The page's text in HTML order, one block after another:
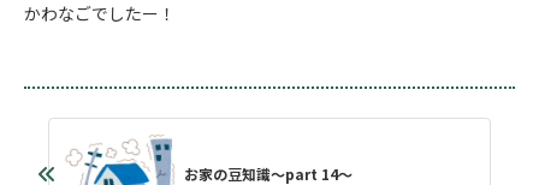
かわなごでしたー！
お家の豆知識～part 14～